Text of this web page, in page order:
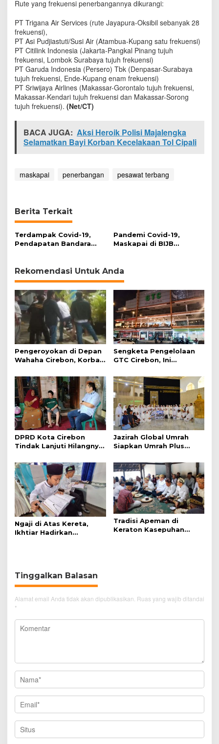
t
h
Rute yang frekuensi penerbangannya dikurangi:
PT Trigana Air Services (rute Jayapura-Oksibil sebanyak 28
frekuensi),
PT Asi Pudjiastuti/Susi Air (Atambua-Kupang satu frekuensi)
PT Citilink Indonesia (Jakarta-Pangkal Pinang tujuh
frekuensi, Lombok Surabaya tujuh frekuensi)
PT Garuda Indonesia (Persero) Tbk (Denpasar-Surabaya
tujuh frekuensi, Ende-Kupang enam frekuensi)
PT Sriwijaya Airlines (Makassar-Gorontalo tujuh frekuensi,
Makassar-Kendari tujuh frekuensi dan Makassar-Sorong
tujuh frekuensi). (Net/CT)
BACA JUGA: Aksi Heroik Polisi Majalengka
Selamatkan Bayi Korban Kecelakaan Tol Cipali
maskapai penerbangan pesawat terbang
Berita Terkait
Terdampak Covid-19,
Pendapatan Bandara
Pandemi Covid-19,
Maskapai di BIJB
Rekomendasi Untuk Anda
Pengeroyokan di Depan
Wahaha Cirebon, Korban
Polisi
Sengketa Pengelolaan
GTC Cirebon, Ini
Simanjuntak
DPRD Kota Cirebon
Tindak Lanjuti Hilangnya
Disabilitas
Jazirah Global Umrah
Siapkan Umrah Plus
Baru 2027
Ngaji di Atas Kereta,
Ikhtiar Hadirkan
Tradisi Apeman di
Keraton Kasepuhan
Tinggalkan Balasan
Alamat email Anda tidak akan dipublikasikan. Ruas yang wajib ditandai
*